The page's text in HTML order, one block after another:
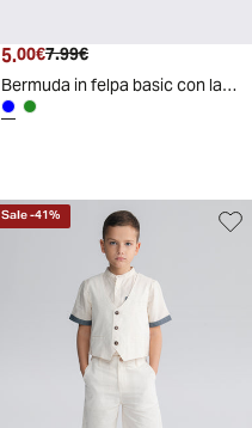
Prezzo attuale
5.00€ Prezzo originale
7.99€
Bermuda in felpa basic con lacci regolabili - Blu
Sale-41%